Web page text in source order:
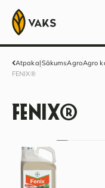
AtpakaļSākumsAgroAgro
FENIX®
FENIX®